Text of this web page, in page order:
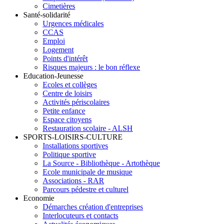
Cimetières
Santé-solidarité
Urgences médicales
CCAS
Emploi
Logement
Points d'intérêt
Risques majeurs : le bon réflexe
Education-Jeunesse
Ecoles et collèges
Centre de loisirs
Activités périscolaires
Petite enfance
Espace citoyens
Restauration scolaire - ALSH
SPORTS-LOISIRS-CULTURE
Installations sportives
Politique sportive
La Source - Bibliothèque - Artothèque
Ecole municipale de musique
Associations - RAR
Parcours pédestre et culturel
Economie
Démarches création d'entreprises
Interlocuteurs et contacts